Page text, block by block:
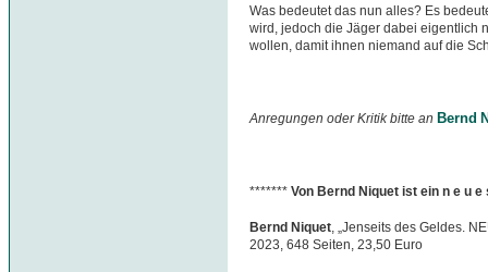
Was bedeutet das nun alles? Es
wird, jedoch die Jäger dabei eigentlich
wollen, damit ihnen niemand auf die
Anregungen oder Kritik bitte an Bernd
******* Von Bernd Niquet ist ein n e u
Bernd Niquet, „Jenseits des Geldes.
2023, 648 Seiten, 23,50 Euro